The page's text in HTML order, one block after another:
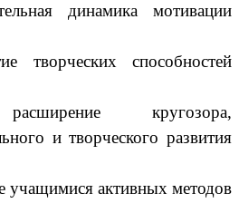
динамика мотивации
творческих способностей
расширение кругозора,
и творческого развития
учащимися активных методов